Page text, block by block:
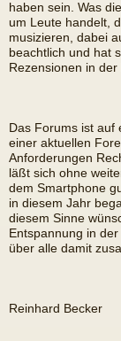
haben sein. Was
um Leute handelt,
musizieren, dabei
beachtlich und hat
Rezensionen in
Das Forums ist auf
einer aktuellen
Anforderungen
läßt sich ohne
dem Smartphone
in diesem Jahr
diesem Sinne
Entspannung in
über alle damit
Reinhard Becker